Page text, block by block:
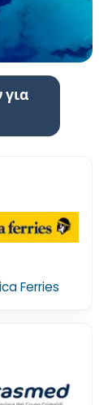
για
Ferries